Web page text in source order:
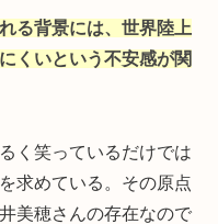
る背景には、世界陸上
くいという不安感が関
く笑っているだけでは
求めている。その原点
美穂さんの存在なので